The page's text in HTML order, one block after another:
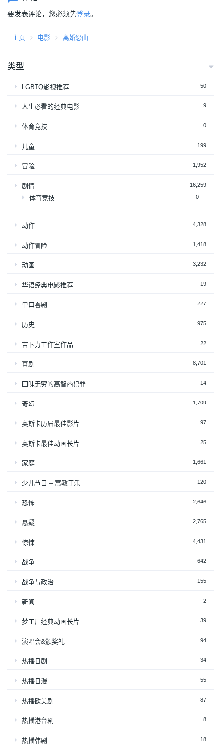
要发表评论，您必须先登录。
主页 电影 离婚怨曲
类型
LGBTQ影视推荐 50
人生必看的经典电影 9
体育竞技 0
儿童 199
冒险 1,952
剧情 16,259
体育竞技 0
动作 4,328
动作冒险 1,418
动画 3,232
华语经典电影推荐 19
单口喜剧 227
历史 975
吉卜力工作室作品 22
喜剧 8,701
回味无穷的高智商犯罪 14
奇幻 1,709
奥斯卡历届最佳影片 97
奥斯卡最佳动画长片 25
家庭 1,661
少儿节目 – 寓教于乐 120
恐怖 2,646
悬疑 2,765
惊悚 4,431
战争 642
战争与政治 155
新闻 2
梦工厂经典动画长片 39
演唱会&颁奖礼 94
热播日剧 34
热播日漫 55
热播欧美剧 87
热播港台剧 8
热播韩剧 18